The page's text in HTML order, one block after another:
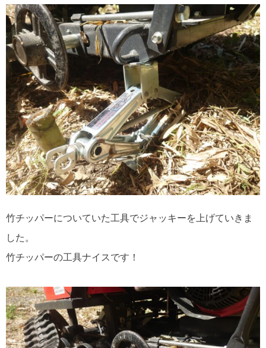
竹チッパーについていた工具でジャッキーを上げていきま
した。
竹チッパーの工具ナイスです！